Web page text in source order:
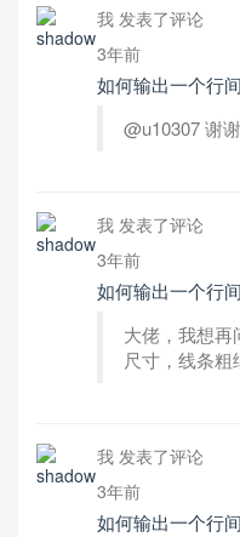
我 发表了评论
3年前
如何输出一个行
@u10307 谢谢
我 发表了评论
3年前
如何输出一个行
大佬，我想再
尺寸，线条
我 发表了评论
3年前
如何输出一个行